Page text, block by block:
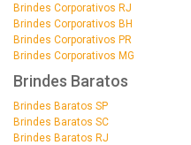
Brindes Corporativos RJ
Brindes Corporativos BH
Brindes Corporativos PR
Brindes Corporativos MG
Brindes Baratos
Brindes Baratos SP
Brindes Baratos SC
Brindes Baratos RJ